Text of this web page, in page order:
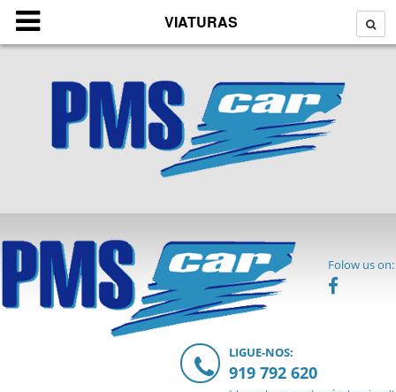
VIATURAS
Folow us on:
LIGUE-NOS:
919 792 620